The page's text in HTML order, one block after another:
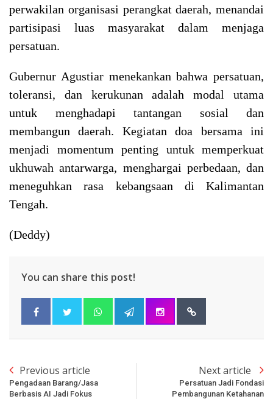
perwakilan organisasi perangkat daerah, menandai
partisipasi luas masyarakat dalam menjaga
persatuan.
Gubernur Agustiar menekankan bahwa persatuan,
toleransi, dan kerukunan adalah modal utama
untuk menghadapi tantangan sosial dan
membangun daerah. Kegiatan doa bersama ini
menjadi momentum penting untuk memperkuat
ukhuwah antarwarga, menghargai perbedaan, dan
meneguhkan rasa kebangsaan di Kalimantan
Tengah.
(Deddy)
You can share this post!
Previous article
Pengadaan Barang/Jasa
Berbasis AI Jadi Fokus
Next article
Persatuan Jadi Fondasi
Pembangunan Ketahanan